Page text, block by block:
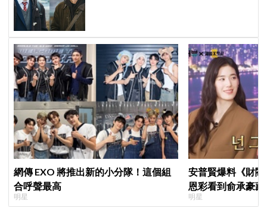
網傳 EXO 將推出新的小分隊！這個組
合呼聲最高
明星
安普賢爆料《財
恩彩看到俞承豪
普賢只是「搞笑男
明星